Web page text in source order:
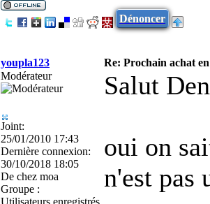
Dénoncer
youpla123
Re: Prochain achat
Modérateur
Joint:
25/01/2010 17:43
Dernière connexion:
30/10/2018 18:05
De chez moa
Groupe :
Utilisateurs enregistrés
Salut
oui on
n'est